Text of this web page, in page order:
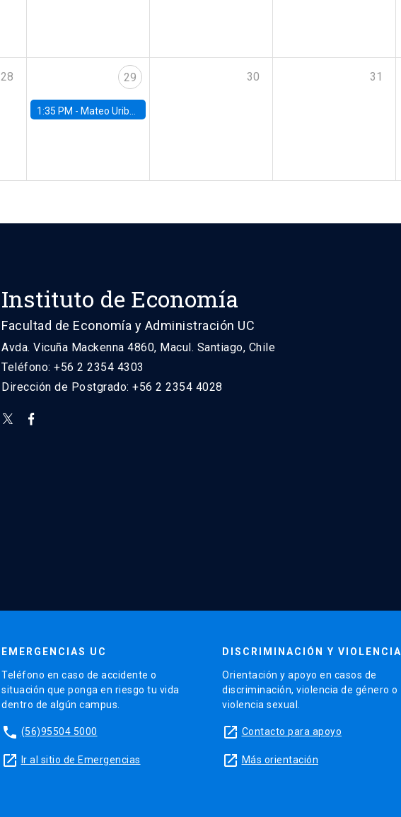
28 29
1:35 PM - Mateo Uribe-Castro, Universidad de los Andes (Colombia)
30 31
Instituto de Economía
Facultad de Economía y Administración UC
Avda. Vicuña Mackenna 4860, Macul. Santiago, Chile
Teléfono: +56 2 2354 4303
Dirección de Postgrado: +56 2 2354 4028
EMERGENCIAS UC
Teléfono en caso de accidente o
situación que ponga en riesgo tu vida
dentro de algún campus.
phone (56)95504 5000
launch Ir al sitio de Emergencias
DISCRIMINACIÓN Y VIOLENCIA
Orientación y apoyo en casos de
discriminación, violencia de género o
violencia sexual.
launch Contacto para apoyo
launch Más orientación